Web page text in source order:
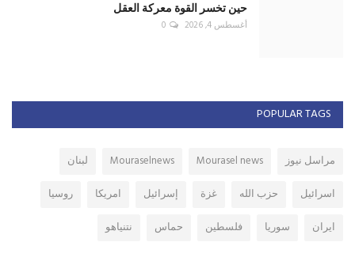
حين تخسر القوة معركة العقل
أغسطس 4, 2026 0
POPULAR TAGS
مراسل نيوز Mourasel news
Mouraselnews
لبنان
اسرائيل
حزب الله غزة إسرائيل امريكا
روسيا
ايران
سوريا فلسطين حماس نتنياهو